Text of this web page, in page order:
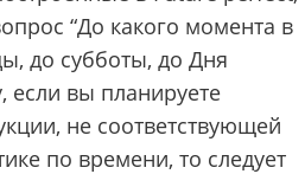
“До какого момента в
до субботы, до Дня
если вы планируете
не соответствующей
по времени, то следует